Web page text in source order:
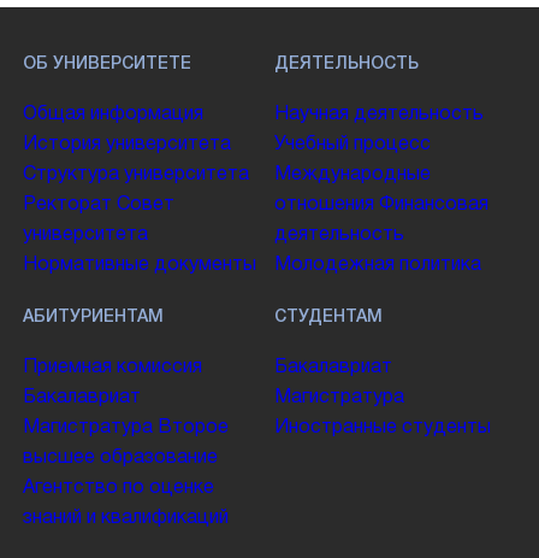
ОБ УНИВЕРСИТЕТЕ
Общая информация
История университета
Структура университета
Ректорат Совет
университета
Нормативные документы
ДЕЯТЕЛЬНОСТЬ
Научная деятельность
Учебный процесс
Международные
отношения Финансовая
деятельность
Молодежная политика
АБИТУРИЕНТАМ
Приемная комиссия
Бакалавриат
Магистратура Второе
высшее образование
Агентство по оценке
знаний и квалификаций
СТУДЕНТАМ
Бакалавриат
Магистратура
Иностранные студенты